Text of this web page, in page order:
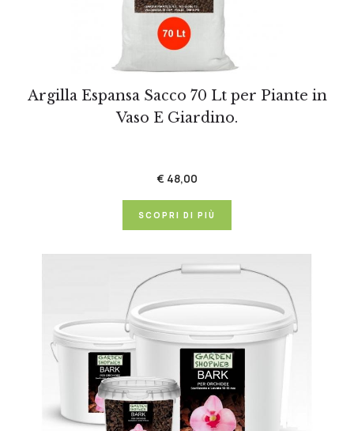
Argilla Espansa Sacco 70 Lt per Piante in
Vaso E Giardino.
€ 48,00
SCOPRI DI PIÙ